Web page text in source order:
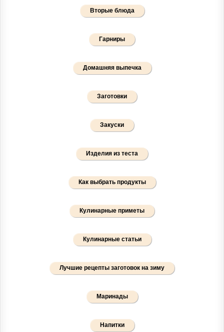
Вторые блюда
Гарниры
Домашняя выпечка
Заготовки
Закуски
Изделия из теста
Как выбрать продукты
Кулинарные приметы
Кулинарные статьи
Лучшие рецепты заготовок на зиму
Маринады
Напитки